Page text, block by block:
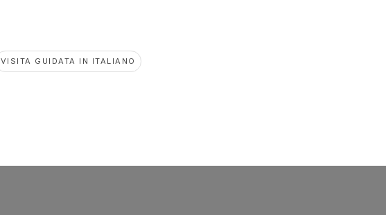
VISITA GUIDATA IN ITALIANO